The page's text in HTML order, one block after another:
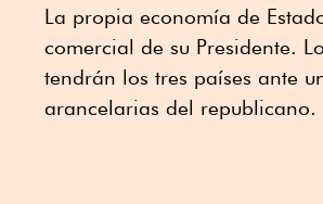
La propia economía de
comercial de su Presidente.
tendrán los tres países ante
arancelarias del republicano.